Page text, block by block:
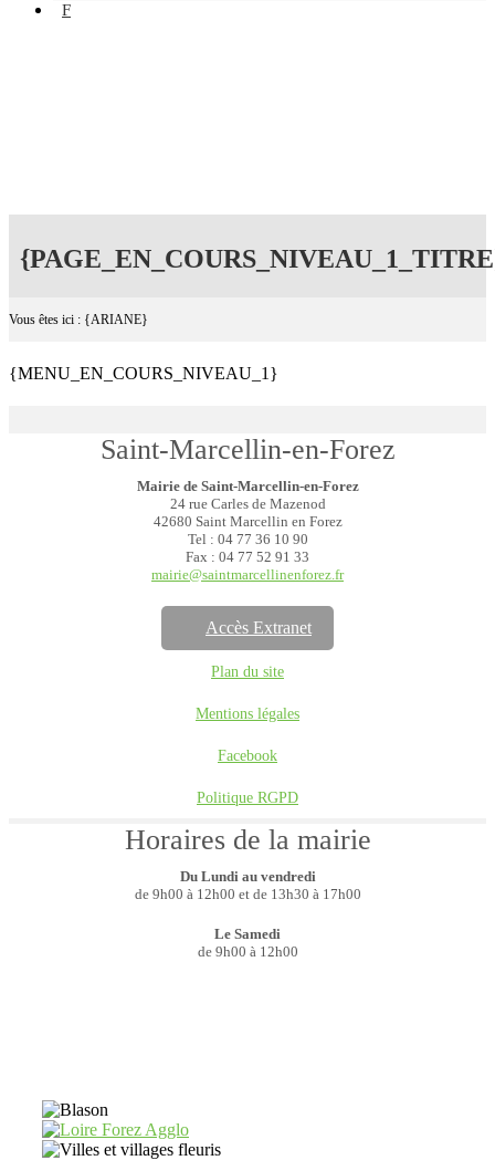
F
Vous êtes ici : {ARIANE}
{MENU_EN_COURS_NIVEAU_1}
Saint-Marcellin-en-Forez
Mairie de Saint-Marcellin-en-Forez
24 rue Carles de Mazenod
42680 Saint Marcellin en Forez
Tel : 04 77 36 10 90
Fax : 04 77 52 91 33
mairie@saintmarcellinenforez.fr
Accès Extranet
Plan du site
Mentions légales
Facebook
Politique RGPD
Horaires de la mairie
Du Lundi au vendredi
de 9h00 à 12h00 et de 13h30 à 17h00
Le Samedi
de 9h00 à 12h00